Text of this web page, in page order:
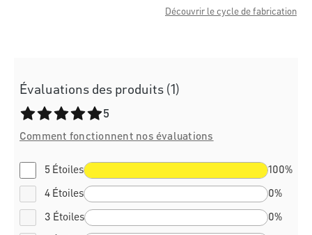
Découvrir le cycle de fabrication
Évaluations des produits (1)
Note moyenne de 5 sur 5 étoiles
5
Comment fonctionnent nos évaluations
5 Étoiles 100%
4 Étoiles 0%
3 Étoiles 0%